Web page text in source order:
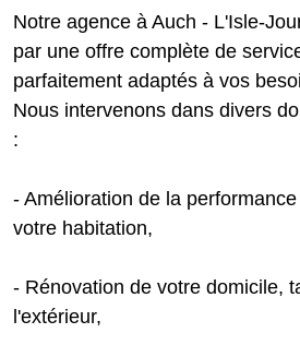
Notre agence à Auch - L'Isle-
par une offre complète de
parfaitement adaptés à vos
Nous intervenons dans divers
:
- Amélioration de la
votre habitation,
- Rénovation de votre domicile,
l'extérieur,